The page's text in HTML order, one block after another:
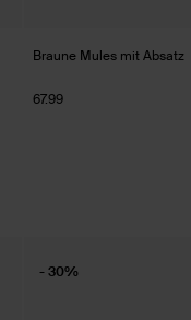
Braune Mules mit Absatz
67.99
- 30%